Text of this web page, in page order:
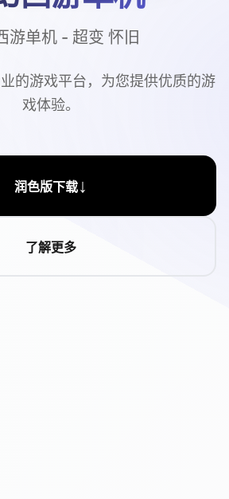
游单机 - 超变 怀旧
的游戏平台，为您提供优质的游
戏体验。
润色版下载↓
了解更多